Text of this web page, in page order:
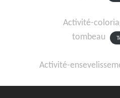
Activité-
tombeau
Activité-